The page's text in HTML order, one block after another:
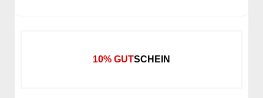
10% GUTSCHEIN